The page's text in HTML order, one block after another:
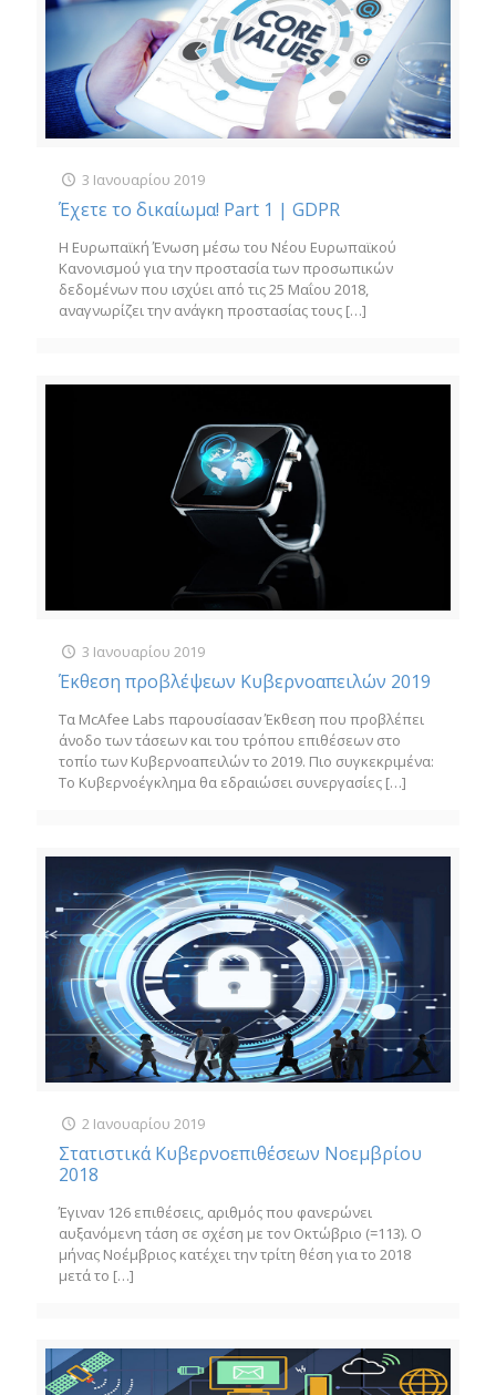
3 Ιανουαρίου 2019
Έχετε το δικαίωμα! Part 1 | GDPR
Η Ευρωπαϊκή Ένωση μέσω του Νέου Ευρωπαϊκού
Κανονισμού για την προστασία των προσωπικών
δεδομένων που ισχύει από τις 25 Μαΐου 2018,
αναγνωρίζει την ανάγκη προστασίας τους […]
3 Ιανουαρίου 2019
Έκθεση προβλέψεων Κυβερνοαπειλών 2019
Τα McAfee Labs παρουσίασαν Έκθεση που προβλέπει
άνοδο των τάσεων και του τρόπου επιθέσεων στο
τοπίο των Κυβερνοαπειλών το 2019. Πιο συγκεκριμένα:
Το Κυβερνοέγκλημα θα εδραιώσει συνεργασίες […]
2 Ιανουαρίου 2019
Στατιστικά Κυβερνοεπιθέσεων Νοεμβρίου
2018
Έγιναν 126 επιθέσεις, αριθμός που φανερώνει
αυξανόμενη τάση σε σχέση με τον Οκτώβριο (=113). Ο
μήνας Νοέμβριος κατέχει την τρίτη θέση για το 2018
μετά το […]